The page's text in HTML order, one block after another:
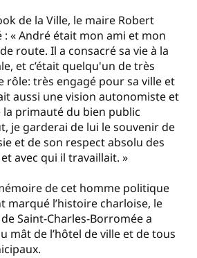
de la Ville, le maire Robert
: « André était mon ami et mon
route. Il a consacré sa vie à la
et c’était quelqu'un de très
rôle: très engagé pour sa ville et
aussi une vision autonomiste et
la primauté du bien public
je garderai de lui le souvenir de
et de son respect absolu des
avec qui il travaillait. »
de cet homme politique
marqué l’histoire charloise, le
Saint-Charles-Borromée a
mât de l’hôtel de ville et de tous